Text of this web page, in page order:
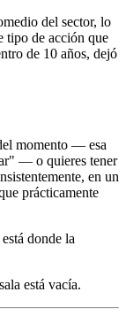
del sector, lo
tipo de acción que
de 10 años, dejó
momento — esa
— o quieres tener
en un
prácticamente
donde la
está vacía.